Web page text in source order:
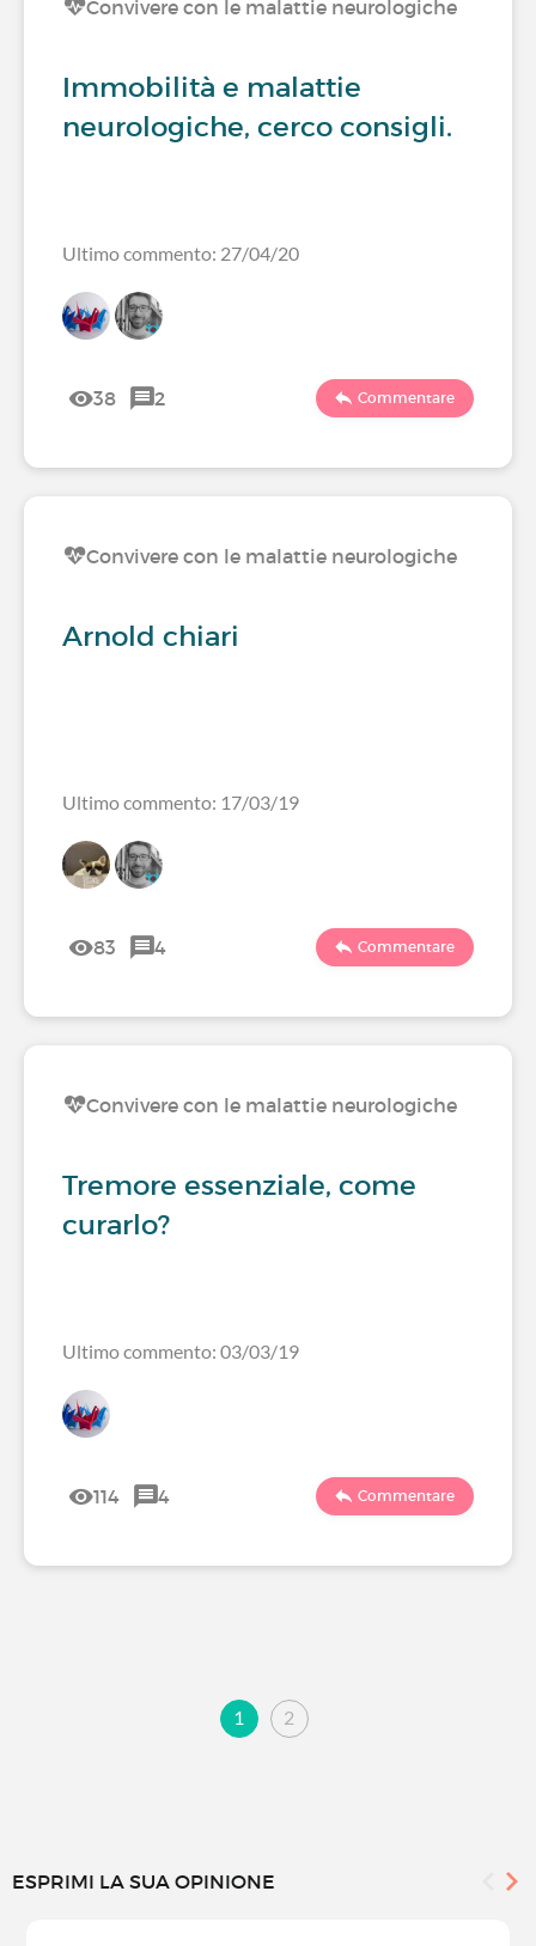
Convivere con le malattie neurologiche
Immobilità e malattie
neurologiche, cerco consigli.
Ultimo commento: 27/04/20
38 2 Commentare
Convivere con le malattie neurologiche
Arnold chiari
Ultimo commento: 17/03/19
83 4 Commentare
Convivere con le malattie neurologiche
Tremore essenziale, come
curarlo?
Ultimo commento: 03/03/19
114 4 Commentare
1 2
ESPRIMI LA SUA OPINIONE